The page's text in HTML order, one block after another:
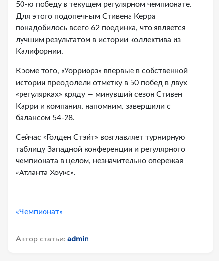
50-ю победу в текущем регулярном чемпионате.
Для этого подопечным Стивена Керра
понадобилось всего 62 поединка, что является
лучшим результатом в истории коллектива из
Калифорнии.
Кроме того, «Уорриорз» впервые в собственной
истории преодолели отметку в 50 побед в двух
«регулярках» кряду — минувший сезон Стивен
Карри и компания, напомним, завершили с
балансом 54-28.
Сейчас «Голден Стэйт» возглавляет турнирную
таблицу Западной конференции и регулярного
чемпионата в целом, незначительно опережая
«Атланта Хоукс».
«Чемпионат»
Автор статьи: admin